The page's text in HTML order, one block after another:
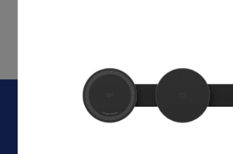
E-Mail-Adresse